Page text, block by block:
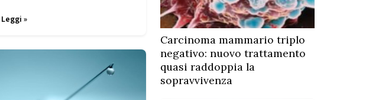
Leggi »
Carcinoma mammario triplo
negativo: nuovo trattamento
quasi raddoppia la
sopravvivenza